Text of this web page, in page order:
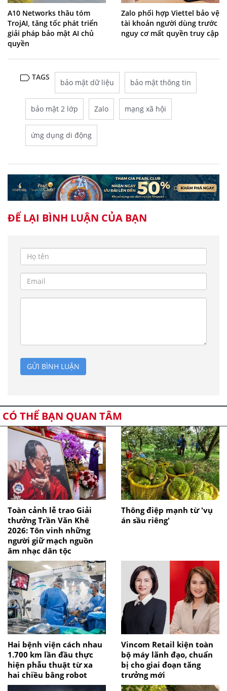
A10 Networks thâu tóm
TrojAI, tăng tốc phát triển
giải pháp bảo mật AI chủ
quyền
Zalo phối hợp Viettel bảo vệ
tài khoản người dùng trước
nguy cơ mất quyền truy cập
TAGS
bảo mật dữ liệu bảo mật thông tin
bảo mật 2 lớp Zalo mạng xã hội
ứng dụng di động
ĐỂ LẠI BÌNH LUẬN CỦA BẠN
GỬI BÌNH LUẬN
CÓ THỂ BẠN QUAN TÂM
Toàn cảnh lễ trao Giải
thưởng Trần Văn Khê
2026: Tôn vinh những
người giữ mạch nguồn
âm nhạc dân tộc
Thông điệp mạnh từ 'vụ
án sầu riêng'
Hai bệnh viện cách nhau
1.700 km lần đầu thực
hiện phẫu thuật từ xa
hai chiều bằng robot
Vincom Retail kiện toàn
bộ máy lãnh đạo, chuẩn
bị cho giai đoạn tăng
trưởng mới